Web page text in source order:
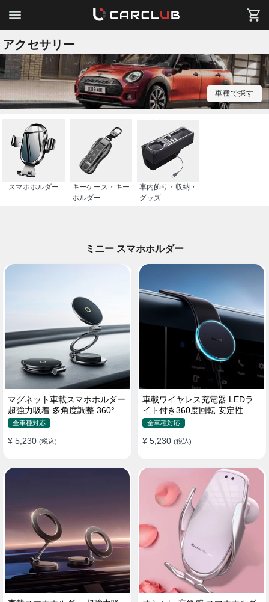
アクセサリー
車種で探す
スマホホルダー
キーケース・キー
ホルダー
車内飾り・収納・
グッズ
ミニー スマホホルダー
マグネット車載スマホホルダー
超強力吸着 多角度調整 360°回
転な台座 車用ホルダー 折りた
全機種対応
全車種対応
¥ 5,230 (税込)
車載ワイヤレス充電器 LEDラ
イト付き360度回転 安定性 粘
着ゲル吸盤＆エアコン吹き出し
イヤレス充電 スマホホルダー
全車種対応
¥ 5,230 (税込)